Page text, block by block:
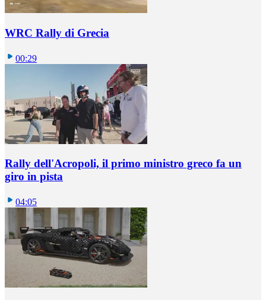
WRC Rally di Grecia
00:29
Rally dell'Acropoli, il primo ministro greco fa un
giro in pista
04:05